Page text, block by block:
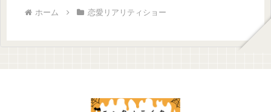
ホーム 恋愛リアリティショー